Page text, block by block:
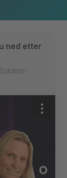
ned etter
·